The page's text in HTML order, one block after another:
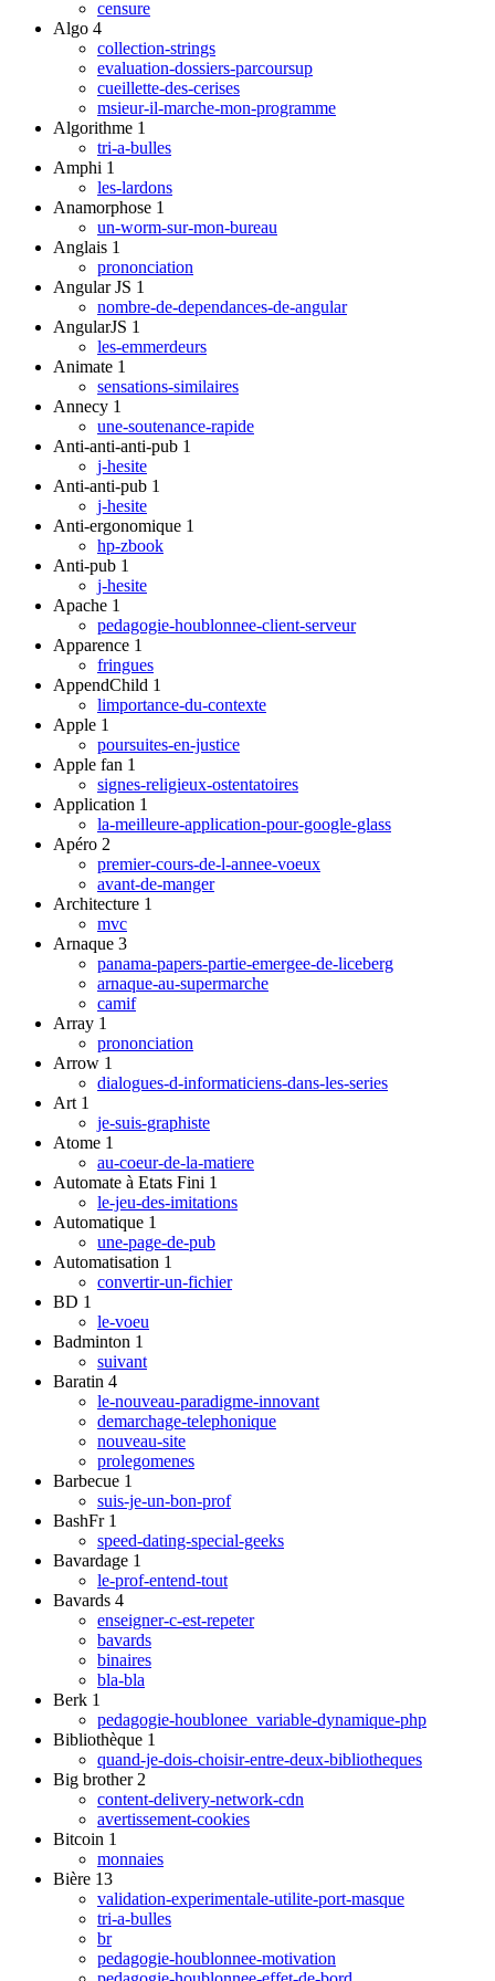
censure
Algo 4
collection-strings
evaluation-dossiers-parcoursup
cueillette-des-cerises
msieur-il-marche-mon-programme
Algorithme 1
tri-a-bulles
Amphi 1
les-lardons
Anamorphose 1
un-worm-sur-mon-bureau
Anglais 1
prononciation
Angular JS 1
nombre-de-dependances-de-angular
AngularJS 1
les-emmerdeurs
Animate 1
sensations-similaires
Annecy 1
une-soutenance-rapide
Anti-anti-anti-pub 1
j-hesite
Anti-anti-pub 1
j-hesite
Anti-ergonomique 1
hp-zbook
Anti-pub 1
j-hesite
Apache 1
pedagogie-houblonnee-client-serveur
Apparence 1
fringues
AppendChild 1
limportance-du-contexte
Apple 1
poursuites-en-justice
Apple fan 1
signes-religieux-ostentatoires
Application 1
la-meilleure-application-pour-google-glass
Apéro 2
premier-cours-de-l-annee-voeux
avant-de-manger
Architecture 1
mvc
Arnaque 3
panama-papers-partie-emergee-de-liceberg
arnaque-au-supermarche
camif
Array 1
prononciation
Arrow 1
dialogues-d-informaticiens-dans-les-series
Art 1
je-suis-graphiste
Atome 1
au-coeur-de-la-matiere
Automate à Etats Fini 1
le-jeu-des-imitations
Automatique 1
une-page-de-pub
Automatisation 1
convertir-un-fichier
BD 1
le-voeu
Badminton 1
suivant
Baratin 4
le-nouveau-paradigme-innovant
demarchage-telephonique
nouveau-site
prolegomenes
Barbecue 1
suis-je-un-bon-prof
BashFr 1
speed-dating-special-geeks
Bavardage 1
le-prof-entend-tout
Bavards 4
enseigner-c-est-repeter
bavards
binaires
bla-bla
Berk 1
pedagogie-houblonee_variable-dynamique-php
Bibliothèque 1
quand-je-dois-choisir-entre-deux-bibliotheques
Big brother 2
content-delivery-network-cdn
avertissement-cookies
Bitcoin 1
monnaies
Bière 13
validation-experimentale-utilite-port-masque
tri-a-bulles
br
pedagogie-houblonnee-motivation